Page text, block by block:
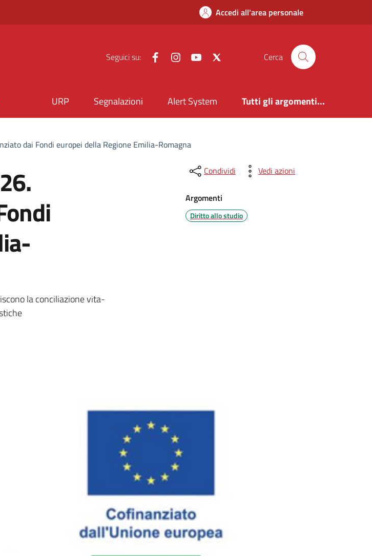
Accedi all'area personale
Seguici su: FacebookInstagramYouTube Cerca
URP Segnalazioni Alert System Tutti gli argomenti...
dai Fondi europei della Regione Emilia-Romagna
la conciliazione vita-
Condividi Vedi azioni
Argomenti
Diritto allo studio